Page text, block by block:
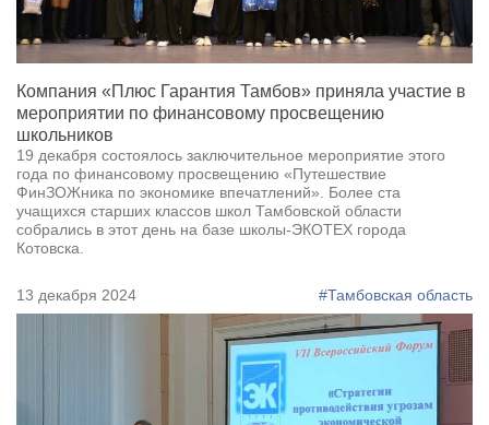
Компания «Плюс Гарантия Тамбов» приняла участие в
мероприятии по финансовому просвещению
школьников
19 декабря состоялось заключительное мероприятие этого
года по финансовому просвещению «Путешествие
ФинЗОЖника по экономике впечатлений». Более ста
учащихся старших классов школ Тамбовской области
собрались в этот день на базе школы-ЭКОТЕХ города
Котовска.
13 декабря 2024 #Тамбовская область